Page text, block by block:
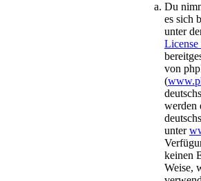
Du
es sich
unter
License
von
(
werden
unter
keinen
Weise,